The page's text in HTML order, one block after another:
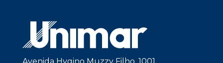
Avenida Hygino Muzzy Filho, 1001.